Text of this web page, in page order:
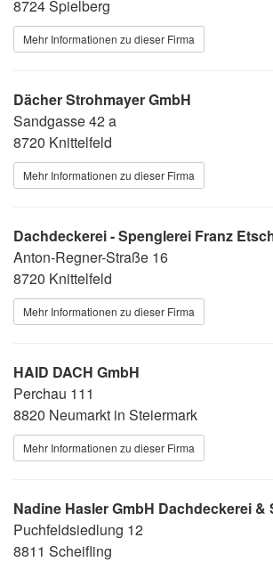
8724 Spielberg
Mehr Informationen zu dieser Firma
Dächer Strohmayer GmbH
Sandgasse 42 a
8720 Knittelfeld
Mehr Informationen zu dieser Firma
Dachdeckerei - Spenglerei Franz
Anton-Regner-Straße 16
8720 Knittelfeld
Mehr Informationen zu dieser Firma
HAID DACH GmbH
Perchau 111
8820 Neumarkt in Steiermark
Mehr Informationen zu dieser Firma
Nadine Hasler GmbH Dachdeckerei &
Puchfeldsiedlung 12
8811 Scheifling